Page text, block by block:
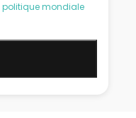
politique mondiale